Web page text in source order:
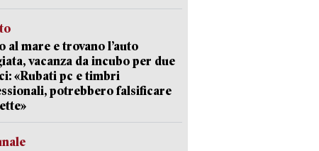
al mare e trovano l’auto
vacanza da incubo per due
«Rubati pc e timbri
potrebbero falsificare